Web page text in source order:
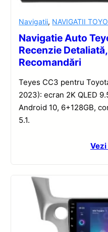
Navigatii, NAVIGATII
Navigatie Auto
Recenzie
Recomandări
Teyes CC3 pentru
2023): ecran 2K QLED
Android 10, 6+128GB,
5.1.